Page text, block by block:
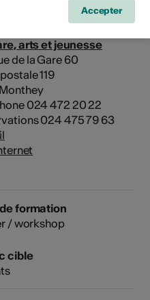
est gratuite.
arts et jeunesse
de la Gare 60
119
024 472 20 22
024 475 79 63
formation
/ workshop
cible
Accepter